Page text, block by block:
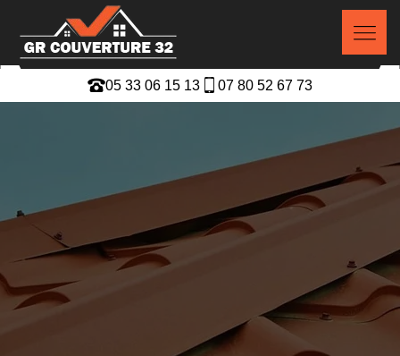
05 33 06 15 13 07 80 52 67 73